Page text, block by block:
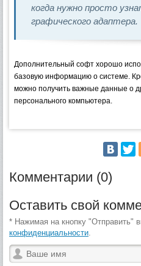
когда нужно просто
графического адаптера.
Дополнительный софт хорошо
базовую информацию о системе.
можно получить важные данные о
персонального компьютера.
Комментарии (0)
Оставить свой
* Нажимая на кнопку "Отправить"
конфиденциальности